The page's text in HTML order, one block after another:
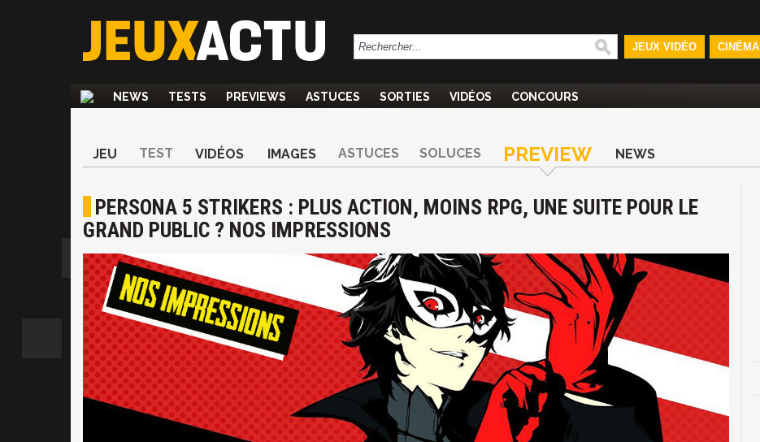
JEUX VIDÉO CINÉMA
NEWS TESTS PREVIEWS ASTUCES SORTIES VIDÉOS CONCOURS
JEU TEST VIDÉOS IMAGES ASTUCES SOLUCES PREVIEW NEWS
PERSONA 5 STRIKERS : PLUS ACTION, MOINS RPG, UNE SUITE POUR LE
GRAND PUBLIC ? NOS IMPRESSIONS